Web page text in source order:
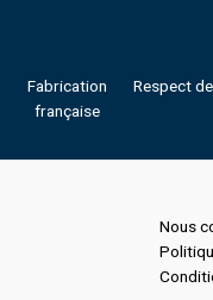
Fabrication
française
Respect
Nous